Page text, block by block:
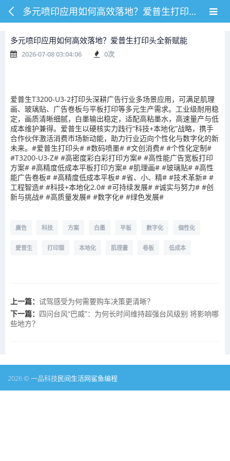
多元喷印应用如何高效落地？爱普生打印头全新赋能
多元喷印应用如何高效落地？爱普生打印头全新赋能
2026-07-08 03:04:06 0次
爱普生T3200-U3-2打印头深耕广告行业多场景应用，可满足肌理
画、玻璃贴、广告卷板与平板打印等多元生产需求。工业级耐用稳
定，画质清晰细腻，白墨输出稳定，适配高粘墨水，高速量产与低
成本维护兼得。爱普生以硬核实力践行“科技+本地化”战略，携手
合作伙伴激活消费市场新动能，助力行业迈向个性化与数字化的新
未来。#爱普生打印头# #数码喷墨# #文创消费# #个性化定制#
#T3200-U3-Z# #高密度彩白彩打印方案# #高性能广告宽板打印
方案# #高精度低成本平板打印方案# #肌理画# #玻璃贴# #高性
能广告卷板# #高精度低成本平板# #省、小、精# #技术革新# #
工程智造# #科技+本地化2.0# #可持续发展# #诚实与努力# #创
新与挑战# #高质量发展# #数字化# #绿色发展#
廣告 科技 方案 白墨 平板 數字化 個性化
愛普生 打印頭 本地化 肌理畫 卷板 低成本
上一篇： 试驾感受为何需要购车决策更清晰？
下一篇： 四问台风“巴威”：为何长时间维持超强台风级别 将影响哪
些地方？
2026 © 一品科技民间生活网鲨鱼编程